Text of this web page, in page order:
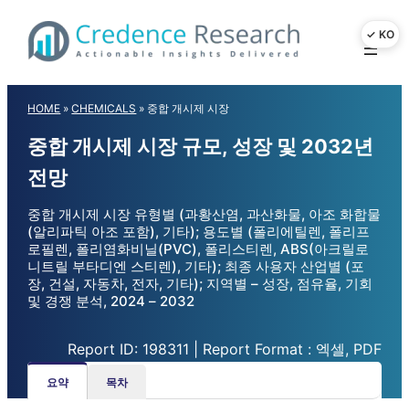
content
HOME »CHEMICALS » 중합 개시제 시장
중합 개시제 시장 규모, 성장 및 2032년
전망
중합 개시제 시장 유형별 (과황산염, 과산화물, 아조 화합물
(알리파틱 아조 포함), 기타); 용도별 (폴리에틸렌, 폴리프
로필렌, 폴리염화비닐(PVC), 폴리스티렌, ABS(아크릴로
니트릴 부타디엔 스티렌), 기타); 최종 사용자 산업별 (포
장, 건설, 자동차, 전자, 기타); 지역별 – 성장, 점유율, 기회
및 경쟁 분석, 2024 – 2032
Report ID: 198311 | Report Format : 엑셀, PDF
요약 목차